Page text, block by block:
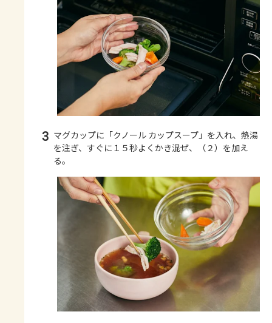
3 マグカップに「クノール カップスープ」を入れ、熱湯
を注ぎ、すぐに１５秒よくかき混ぜ、（２）を加え
る。